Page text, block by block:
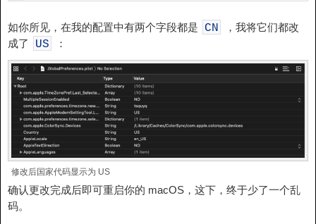
如你所见，在我的配置中有两个字段都是 CN
，我将它们都改
成了
US ：
修改后国家代码显示为 US
确认更改完成后即可重启你的 macOS，这下，终于少了一个乱
码。